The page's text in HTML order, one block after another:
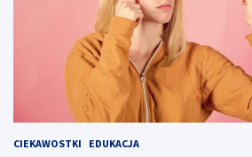
CIEKAWOSTKI EDUKACJA